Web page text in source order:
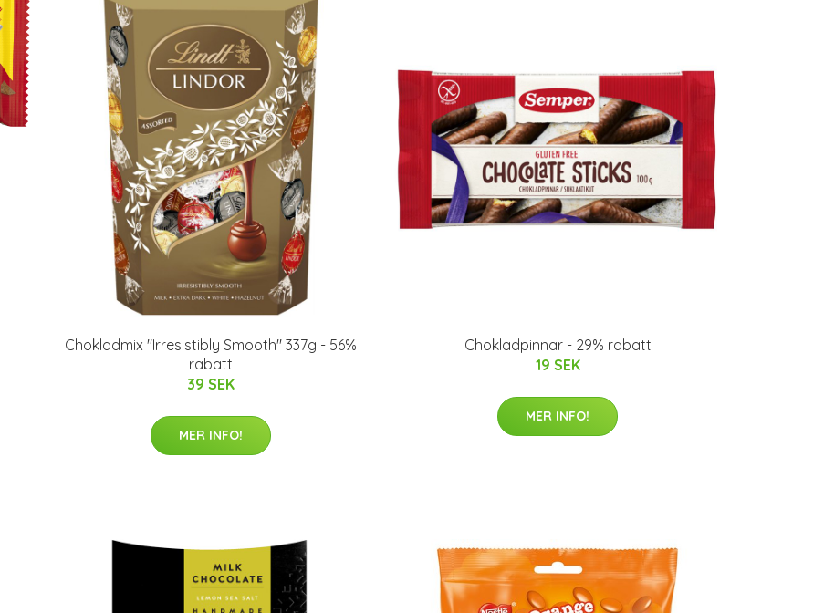
Chokladmix "Irresistibly Smooth" 337g - 56%
rabatt
39 SEK
MER INFO!
Chokladpinnar - 29% rabatt
19 SEK
MER INFO!